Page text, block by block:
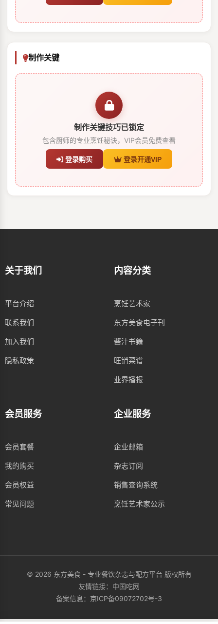
制作关键
制作关键技巧已锁定
包含厨师的专业烹饪秘诀，VIP会员免费查看
登录购买 登录开通VIP
关于我们
平台介绍
联系我们
加入我们
隐私政策
内容分类
烹饪艺术家
东方美食电子刊
酱汁书籍
旺销菜谱
业界播报
会员服务
会员套餐
我的购买
会员权益
常见问题
企业服务
企业邮箱
杂志订阅
销售查询系统
烹饪艺术家公示
© 2026 东方美食 - 专业餐饮杂志与配方平台 版权所有
友情链接： 中国吃网
备案信息： 京ICP备09072702号-3